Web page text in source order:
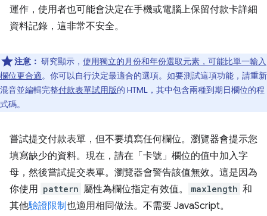
運作，使用者也可能會決定在手機或電腦上保留付款卡詳細
資料記錄，這非常不安全。
注意： 研究顯示， 使用獨立的月份和年份選取元素，可能比單一輸入
欄位更合適。你可以自行決定最適合的選項。如要測試這項功能，請重新
混音並編輯完整付款表單試用版的 HTML，其中包含兩種到期日欄位的程
式碼。
嘗試提交付款表單，但不要填寫任何欄位。瀏覽器會提示您
填寫缺少的資料。現在，請在「卡號」 欄位的值中加入字
母，然後嘗試提交表單。瀏覽器會警告該值無效。這是因為
你使用 pattern 屬性為欄位指定有效值。 maxlength 和
其他驗證限制也適用相同做法。不需要 JavaScript。